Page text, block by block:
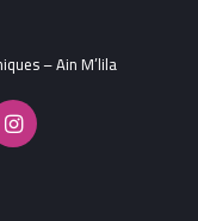
– Ain M’lila
Instagram